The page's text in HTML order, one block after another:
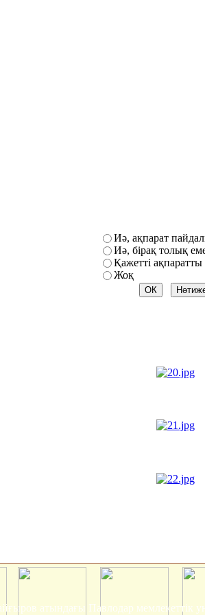
Иә, ақпарат
Иә, бірақ толық
Қажетті
Жоқ
атындағы Павлодар мемлекеттік